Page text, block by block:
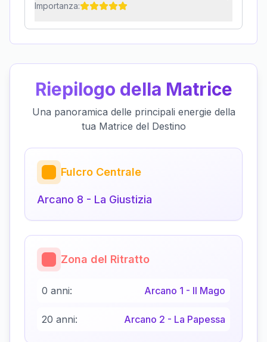
Importanza:
Riepilogo della Matrice
Una panoramica delle principali energie della
tua Matrice del Destino
Fulcro Centrale
Arcano 8 - La Giustizia
Zona del Ritratto
0 anni: Arcano 1 - Il Mago
20 anni: Arcano 2 - La Papessa